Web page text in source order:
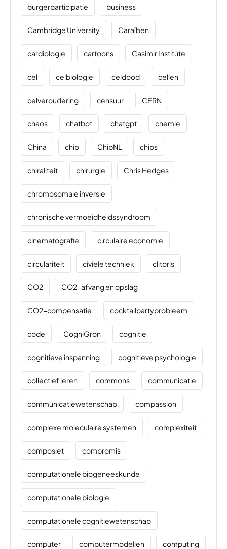
burgerparticipatie business
Cambridge University Caraïben
cardiologie cartoons Casimir Institute
cel celbiologie celdood cellen
celveroudering censuur CERN
chaos chatbot chatgpt chemie
China chip ChipNL chips
chiraliteit chirurgie Chris Hedges
chromosomale inversie
chronische vermoeidheidssyndroom
cinematografie circulaire economie
circulariteit civiele techniek clitoris
CO2 CO2-afvang en opslag
CO2-compensatie cocktailpartyprobleem
code CogniGron cognitie
cognitieve inspanning cognitieve psychologie
collectief leren commons communicatie
communicatiewetenschap compassion
complexe moleculaire systemen complexiteit
composiet compromis
computationele biogeneeskunde
computationele biologie
computationele cognitiewetenschap
computer computermodellen computing